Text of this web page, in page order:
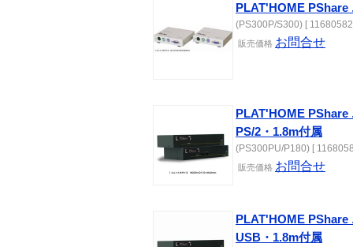
PLAT'HOME PShare
(PS300P/S300) [
販売価格 お問合せ
PLAT'HOME PShare
PS/2・1.8m付属
(PS300PU/P180) [
販売価格 お問合せ
PLAT'HOME PShare
USB・1.8m付属